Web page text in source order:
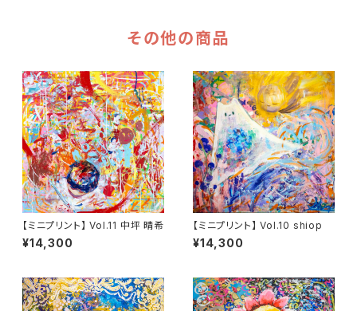
その他の商品
【ミニプリント】 Vol.11 中坪 晴希
¥14,300
【ミニプリント】 Vol.10 shiop
¥14,300